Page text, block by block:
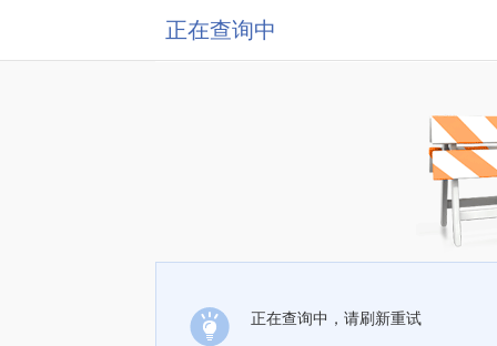
正在查询中
正在查询中，请刷新重试